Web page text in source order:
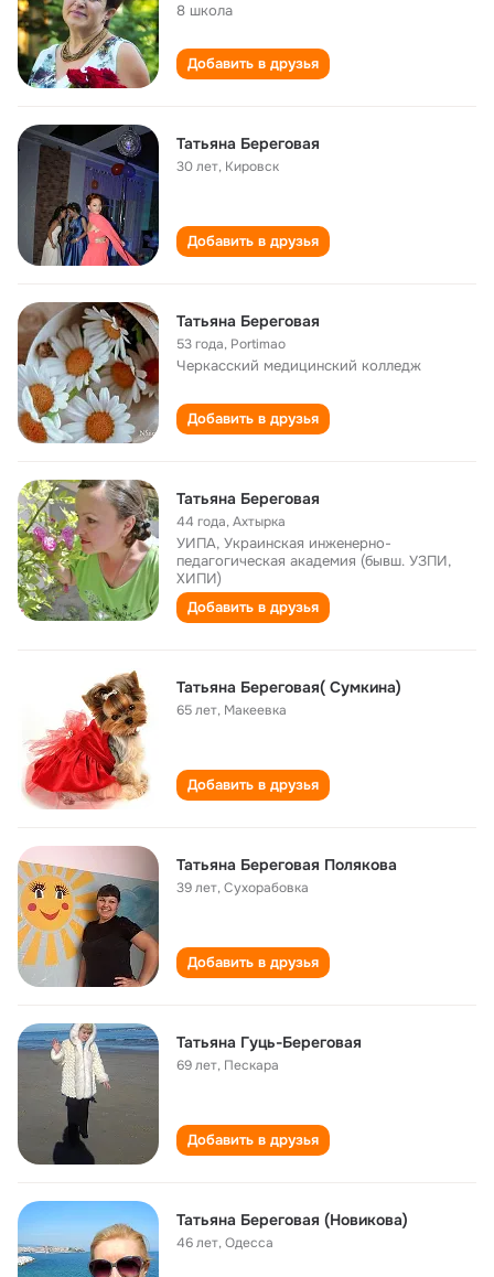
8 школа
Добавить в друзья
Татьяна Береговая
30 лет, Кировск
Добавить в друзья
Татьяна Береговая
53 года, Portimao
Черкасский медицинский колледж
Добавить в друзья
Татьяна Береговая
44 года,Ахтырка
УИПА, Украинская инженерно-
педагогическая академия (бывш. УЗПИ,
ХИПИ)
Добавить в друзья
Татьяна Береговая( Сумкина)
65 лет, Макеевка
Добавить в друзья
Татьяна Береговая Полякова
39 лет,Сухорабовка
Добавить в друзья
Татьяна Гуць-Береговая
69 лет, Пескара
Добавить в друзья
Татьяна Береговая (Новикова)
46 лет,Одесса